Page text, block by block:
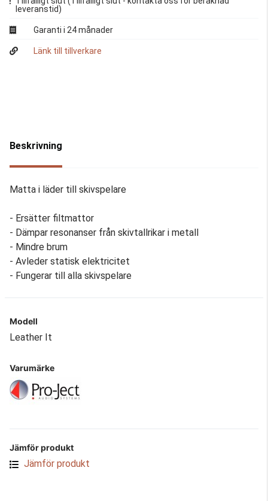
leveranstid)
Garanti i 24 månader
Länk till tillverkare
Beskrivning
Matta i läder till skivspelare
- Ersätter filtmattor
- Dämpar resonanser från skivtallrikar i metall
- Mindre brum
- Avleder statisk elektricitet
- Fungerar till alla skivspelare
Modell
Leather It
Varumärke
Jämför produkt
Jämför produkt